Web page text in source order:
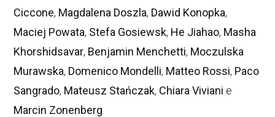
Ciccone, Magdalena Doszla, Dawid Konopka,
Maciej Powata, Stefa Gosiewsk, He Jiahao, Masha
Khorshidsavar, Benjamin Menchetti, Moczulska
Murawska, Domenico Mondelli, Matteo Rossi, Paco
Sangrado, Mateusz Stańczak, Chiara Viviani e
Marcin Zonenberg